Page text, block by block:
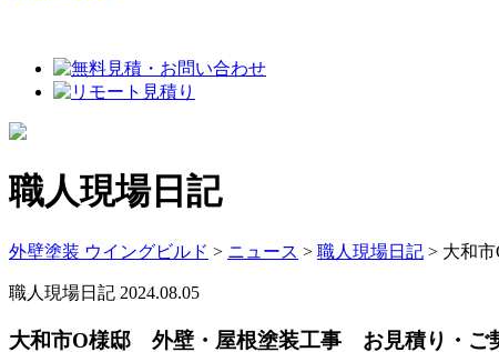
職人現場日記
外壁塗装 ウイングビルド > ニュース > 職人現場日記 > 大和
職人現場日記 2024.08.05
大和市O様邸 外壁・屋根塗装工事 お見積り・ご